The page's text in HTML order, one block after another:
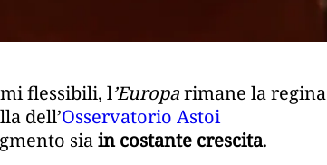
flessibili, l’Europarimane la regina
dell’Osservatorio Astoi
siain costante crescita.